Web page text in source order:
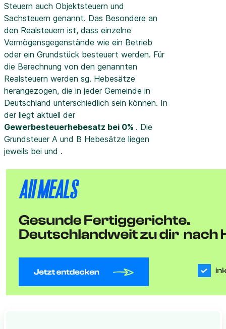
Steuern auch Objektsteuern und
Sachsteuern genannt. Das Besondere an
den Realsteuern ist, dass einzelne
Vermögensgegenstände wie ein Betrieb
oder ein Grundstück besteuert werden. Für
die Berechnung von den genannten
Realsteuern werden sg. Hebesätze
herangezogen, die in jeder Gemeinde in
Deutschland unterschiedlich sein können. In
der liegt aktuell der
Gewerbesteuerhebesatz bei 0% . Die
Grundsteuer A und B Hebesätze liegen
jeweils bei und .